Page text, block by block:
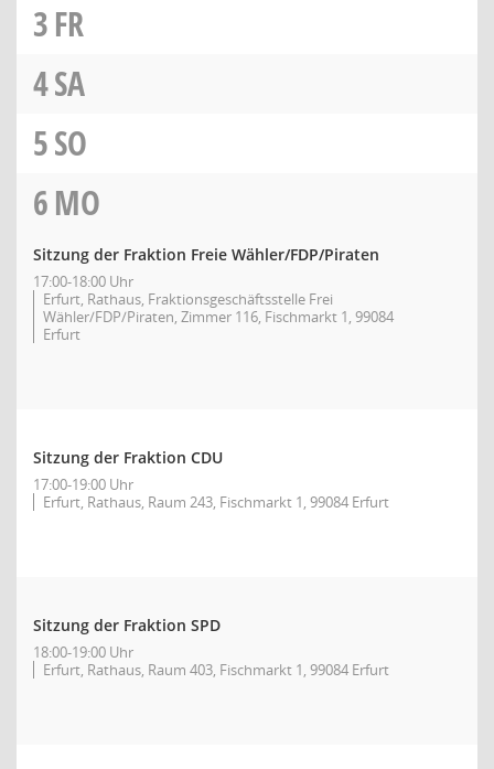
3FR
4SA
5SO
6MO
Sitzung der Fraktion Freie Wähler/FDP/Piraten
17:00-18:00 Uhr
Erfurt, Rathaus, Fraktionsgeschäftsstelle Frei
Wähler/FDP/Piraten, Zimmer 116, Fischmarkt 1, 99084
Erfurt
Sitzung der Fraktion CDU
17:00-19:00 Uhr
Erfurt, Rathaus, Raum 243, Fischmarkt 1, 99084 Erfurt
Sitzung der Fraktion SPD
18:00-19:00 Uhr
Erfurt, Rathaus, Raum 403, Fischmarkt 1, 99084 Erfurt